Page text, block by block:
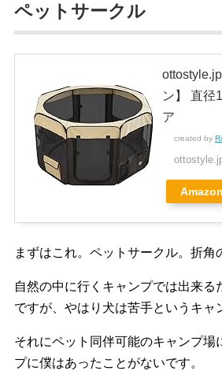
ペットサークル
ン】 直径
ア
created by
Amazon
まずはこれ。ペットサークル。折角
自然の中に行くキャンプでは出来
ですが、やはり犬は苦手というキャ
それにペット同伴可能のキャンプ
プに僕はあったことがないです。